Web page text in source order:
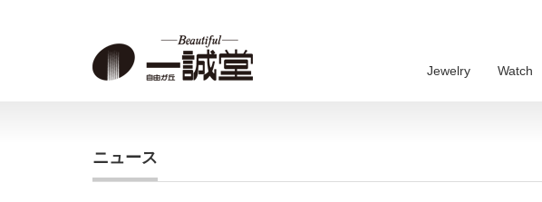
Jewelry Watch
ニュース